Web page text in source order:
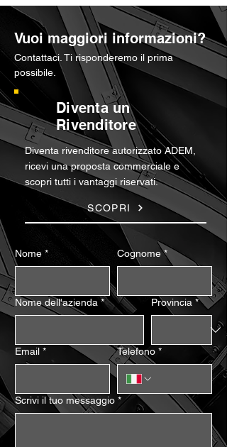
Vuoi maggiori informazioni?
Contattaci. Ti risponderemo il prima
possibile.
Diventa un
Rivenditore
Diventa rivenditore autorizzato ADEM,
ricevi una proposta commerciale e
scopri tutti i vantaggi riservati.
SCOPRI
Nome * Cognome *
Nome dell'azienda * Provincia *
Email * Telefono *
Scrivi il tuo messaggio *